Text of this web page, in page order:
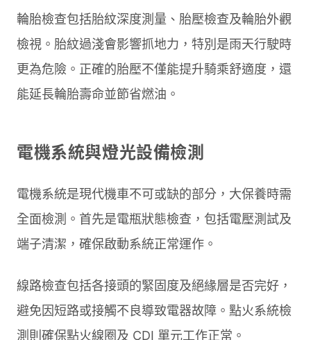
輪胎檢查包括胎紋深度測量、胎壓檢查及輪胎外觀
檢視。胎紋過淺會影響抓地力，特別是雨天行駛時
更為危險。正確的胎壓不僅能提升騎乘舒適度，還
能延長輪胎壽命並節省燃油。
電機系統與燈光設備檢測
電機系統是現代機車不可或缺的部分，大保養時需
全面檢測。首先是電瓶狀態檢查，包括電壓測試及
端子清潔，確保啟動系統正常運作。
線路檢查包括各接頭的緊固度及絕緣層是否完好，
避免因短路或接觸不良導致電器故障。點火系統檢
測則確保點火線圈及 CDI 單元工作正常。